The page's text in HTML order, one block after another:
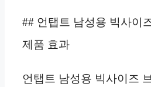
## 언탭트 남성용 빅사이
제품 효과
언탭트 남성용 빅사이즈